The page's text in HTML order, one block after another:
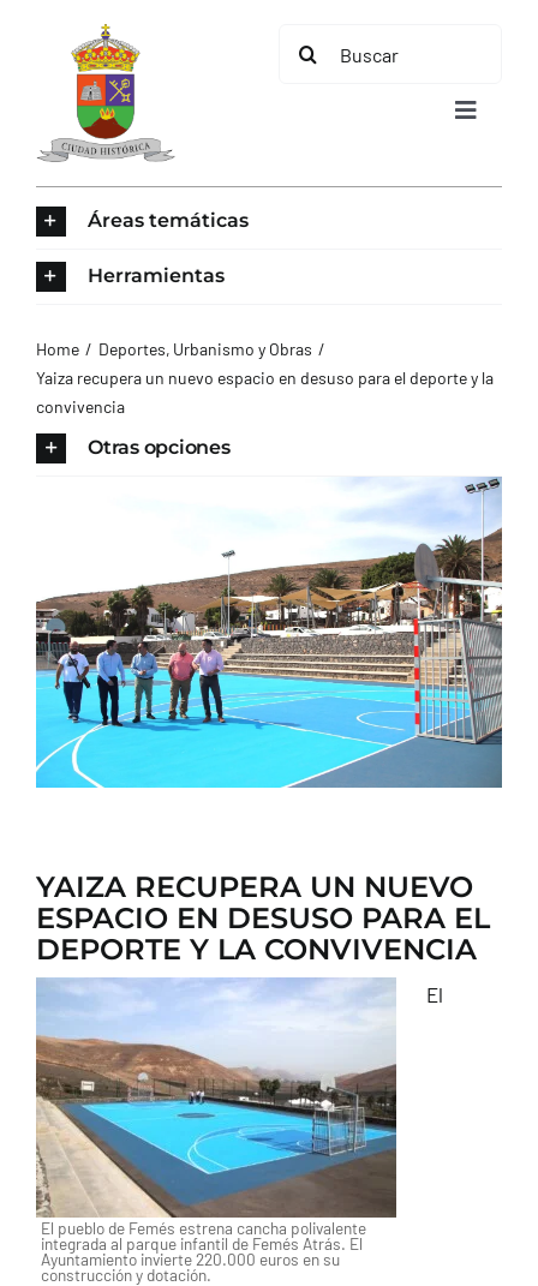
contenido
Buscar:
Toggle
AYUNTAMIENTO
Áreas temáticas
Herramientas
Home Deportes Urbanismo y Obras
Yaiza recupera un nuevo espacio en desuso para el deporte y la
convivencia
Otras opciones
YAIZA RECUPERA UN NUEVO
ESPACIO EN DESUSO PARA EL
DEPORTE Y LA CONVIVENCIA
El pueblo de Femés estrena cancha polivalente
integrada al parque infantil de Femés Atrás. El
Ayuntamiento invierte 220.000 euros en su
construcción y dotación.
El